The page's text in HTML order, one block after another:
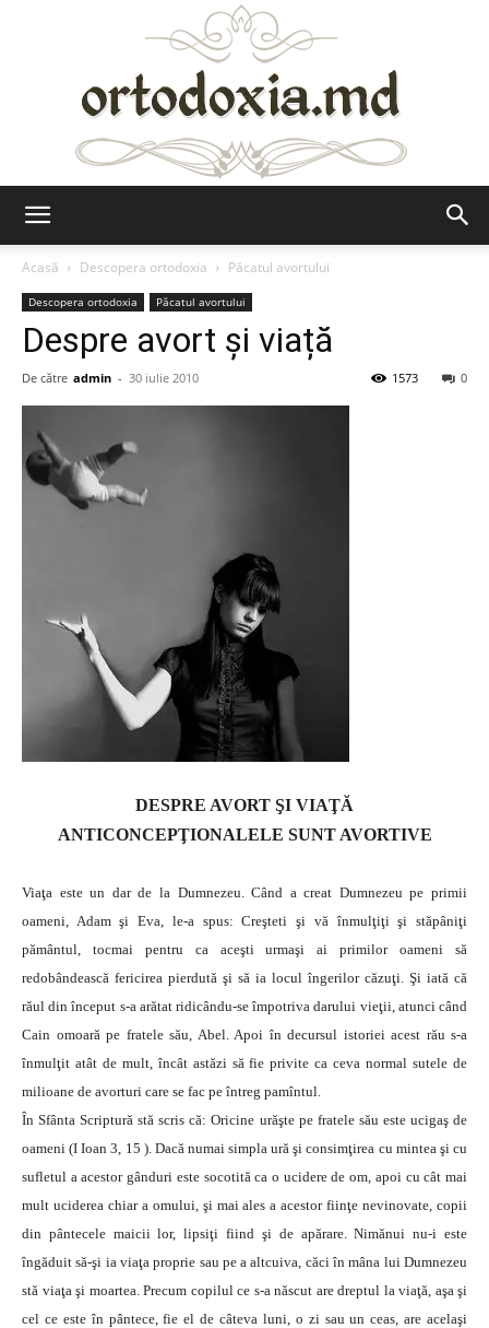
Acasă
Descopera ortodoxia Păcatul avortului
Descopera ortodoxia Păcatul avortului
Despre avort și viață
De către admin - 30 iulie 2010 0
1573
DESPRE AVORT ŞI VIAŢĂ
ANTICONCEPŢIONALELE SUNT AVORTIVE
Viaţa este un dar de la Dumnezeu. Când a creat Dumnezeu pe primii
oameni, Adam şi Eva, le-a spus: Creşteti şi vă înmulţiţi şi stăpâniţi
pământul, tocmai pentru ca aceşti urmaşi ai primilor oameni să
redobândească fericirea pierdută şi să ia locul îngerilor căzuţi. Şi iată că
răul din început s-a arătat ridicându-se împotriva darului vieţii, atunci când
Cain omoară pe fratele său, Abel. Apoi în decursul istoriei acest rău s-a
înmulţit atât de mult, încât astăzi să fie privite ca ceva normal sutele de
milioane de avorturi care se fac pe întreg pamîntul.
În Sfânta Scriptură stă scris că: Oricine urăşte pe fratele său este ucigaş de
oameni (I Ioan 3, 15 ). Dacă numai simpla ură şi consimţirea cu mintea şi cu
sufletul a acestor gânduri este socotită ca o ucidere de om, apoi cu cât mai
mult uciderea chiar a omului, şi mai ales a acestor fiinţe nevinovate, copii
din pântecele maicii lor, lipsiţi fiind şi de apărare. Nimănui nu-i este
îngăduit să-şi ia viaţa proprie sau pe a altcuiva, căci în mâna lui Dumnezeu
stă viaţa şi moartea. Precum copilul ce s-a născut are dreptul la viaţă, aşa şi
cel ce este în pântece, fie el de câteva luni, o zi sau un ceas, are acelaşi